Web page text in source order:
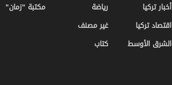
أخبار تركيا
اقتصاد تركيا
الشرق الأوسط
رياضة
غير مصنف
كتاب
مكتبة "زمان"